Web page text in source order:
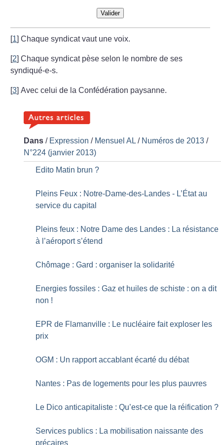
Valider
[1]Chaque syndicat vaut une voix.
[2]Chaque syndicat pèse selon le nombre de ses
syndiqué-e-s.
[3]Avec celui de la Confédération paysanne.
Dans / Expression / Mensuel AL / Numéros de 2013 /
N°224 (janvier 2013)
Edito Matin brun ?
Pleins Feux : Notre-Dame-des-Landes - L’État au
service du capital
Pleins feux : Notre Dame des Landes : La résistance
à l’aéroport s’étend
Chômage : Gard : organiser la solidarité
Energies fossiles : Gaz et huiles de schiste : on a dit
non !
EPR de Flamanville : Le nucléaire fait exploser les
prix
OGM : Un rapport accablant écarté du débat
Nantes : Pas de logements pour les plus pauvres
Le Dico anticapitaliste : Qu’est-ce que la réification ?
Services publics : La mobilisation naissante des
précaires